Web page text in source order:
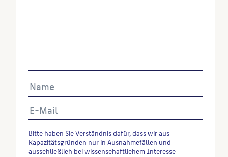
Bitte haben Sie Verständnis dafür, dass wir aus
Kapazitätsgründen nur in Ausnahmefällen und
ausschließlich bei wissenschaftlichem Interesse